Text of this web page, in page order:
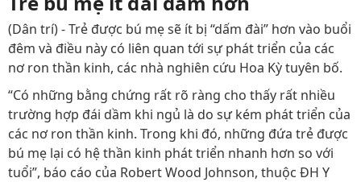
(Dân trí) - Trẻ được bú mẹ sẽ ít bị “dấm đài” hơn vào buổi
đêm và điều này có liên quan tới sự phát triển của các
nơ ron thần kinh, các nhà nghiên cứu Hoa Kỳ tuyên bố.
“Có những bằng chứng rất rõ ràng cho thấy rất nhiều
trường hợp đái dầm khi ngủ là do sự kém phát triển của
các nơ ron thần kinh. Trong khi đó, những đứa trẻ được
bú mẹ lại có hệ thần kinh phát triển nhanh hơn so với
tuổi”, báo cáo của Robert Wood Johnson, thuộc ĐH Y